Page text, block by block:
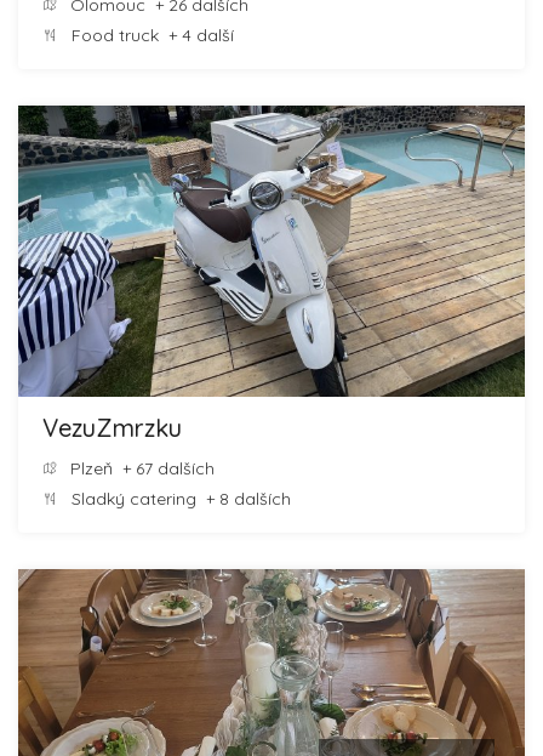
Olomouc + 26 dalších
Food truck + 4 další
VezuZmrzku
Plzeň + 67 dalších
Sladký catering + 8 dalších